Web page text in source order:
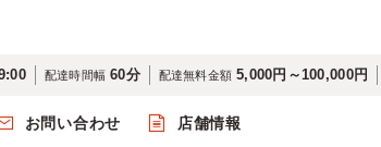
配達時間幅 60分 配達無料金額 5,000円～100,000円
お問い合わせ 店舗情報